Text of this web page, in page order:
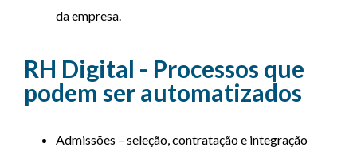
da empresa.
RH Digital - Processos que
podem ser automatizados
Admissões – seleção, contratação e integração